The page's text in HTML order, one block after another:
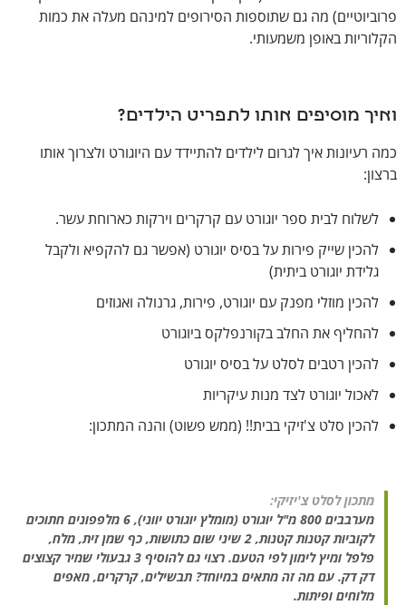
פרוביוטיים) מה גם שתוספות הסירופים למינהם מעלה את כמות
הקלוריות באופן משמעותי.
ואיך מוסיפים אותו לתפריט הילדים?
כמה רעיונות איך לגרום לילדים להתיידד עם היוגורט ולצרוך אותו
ברצון:
לשלוח לבית ספר יוגורט עם קרקרים וירקות כארוחת עשר.
להכין שייק פירות על בסיס יוגורט (אפשר גם להקפיא ולקבל
גלידת יוגורט ביתית)
להכין מוזלי מפנק עם יוגורט, פירות, גרנולה ואגוזים
להחליף את החלב בקורנפלקס ביוגורט
להכין רטבים לסלט על בסיס יוגורט
לאכול יוגורט לצד מנות עיקריות
להכין סלט צ'זיקי בבית!! (ממש פשוט) והנה המתכון:
מתכון לסלט צ'יזיקי:
מערבבים 800 מ"ל יוגורט (מומלץ יוגורט יווני), 6 מלפפונים חתוכים
לקוביות קטנות קטנות, 2 שיני שום כתושות, כף שמן זית, מלח,
פלפל ומיץ לימון לפי הטעם. רצוי גם להוסיף 3 גבעולי שמיר קצוצים
דק דק. עם מה זה מתאים במיוחד? תבשילים, קרקרים, מאפים
מלוחים ופיתות.